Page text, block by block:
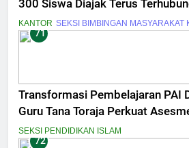
300 Siswa Diajak Terus
KANTOR SEKSI BIMBINGAN MASYARAKAT
71
Transformasi Pembelajaran PAI
Guru Tana Toraja Perkuat
Inovasi Digital
SEKSI PENDIDIKAN ISLAM
72